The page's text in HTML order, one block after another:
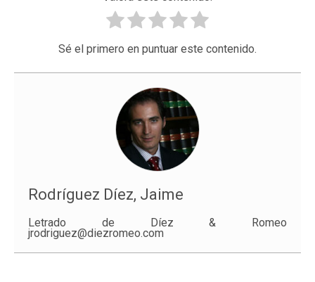
Sé el primero en puntuar este contenido.
Rodríguez Díez, Jaime
Letrado de Díez & Romeo
jrodriguez@diezromeo.com